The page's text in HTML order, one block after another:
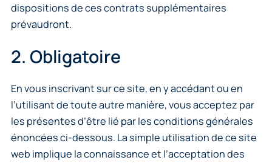
dispositions de ces contrats supplémentaires
prévaudront.
2. Obligatoire
En vous inscrivant sur ce site, en y accédant ou en
l’utilisant de toute autre manière, vous acceptez par
les présentes d’être lié par les conditions générales
énoncées ci-dessous. La simple utilisation de ce site
web implique la connaissance et l’acceptation des